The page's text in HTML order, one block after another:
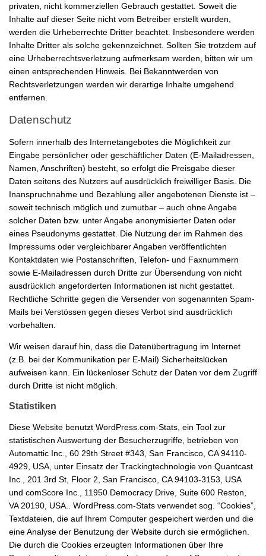
privaten, nicht kommerziellen Gebrauch gestattet. Soweit die
Inhalte auf dieser Seite nicht vom Betreiber erstellt wurden,
werden die Urheberrechte Dritter beachtet. Insbesondere werden
Inhalte Dritter als solche gekennzeichnet. Sollten Sie trotzdem auf
eine Urheberrechtsverletzung aufmerksam werden, bitten wir um
einen entsprechenden Hinweis. Bei Bekanntwerden von
Rechtsverletzungen werden wir derartige Inhalte umgehend
entfernen.
Datenschutz
Sofern innerhalb des Internetangebotes die Möglichkeit zur
Eingabe persönlicher oder geschäftlicher Daten (E-Mailadressen,
Namen, Anschriften) besteht, so erfolgt die Preisgabe dieser
Daten seitens des Nutzers auf ausdrücklich freiwilliger Basis. Die
Inanspruchnahme und Bezahlung aller angebotenen Dienste ist –
soweit technisch möglich und zumutbar – auch ohne Angabe
solcher Daten bzw. unter Angabe anonymisierter Daten oder
eines Pseudonyms gestattet. Die Nutzung der im Rahmen des
Impressums oder vergleichbarer Angaben veröffentlichten
Kontaktdaten wie Postanschriften, Telefon- und Faxnummern
sowie E-Mailadressen durch Dritte zur Übersendung von nicht
ausdrücklich angeforderten Informationen ist nicht gestattet.
Rechtliche Schritte gegen die Versender von sogenannten Spam-
Mails bei Verstössen gegen dieses Verbot sind ausdrücklich
vorbehalten.
Wir weisen darauf hin, dass die Datenübertragung im Internet
(z.B. bei der Kommunikation per E-Mail) Sicherheitslücken
aufweisen kann. Ein lückenloser Schutz der Daten vor dem Zugriff
durch Dritte ist nicht möglich.
Statistiken
Diese Website benutzt WordPress.com-Stats, ein Tool zur
statistischen Auswertung der Besucherzugriffe, betrieben von
Automattic Inc., 60 29th Street #343, San Francisco, CA 94110-
4929, USA, unter Einsatz der Trackingtechnologie von Quantcast
Inc., 201 3rd St, Floor 2, San Francisco, CA 94103-3153, USA
und comScore Inc., 11950 Democracy Drive, Suite 600 Reston,
VA 20190, USA.. WordPress.com-Stats verwendet sog. “Cookies”,
Textdateien, die auf Ihrem Computer gespeichert werden und die
eine Analyse der Benutzung der Website durch sie ermöglichen.
Die durch die Cookies erzeugten Informationen über Ihre